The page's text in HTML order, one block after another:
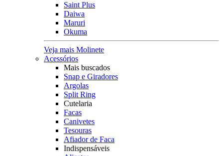
Saint Plus
Daiwa
Maruri
Okuma
Veja mais Molinete
Acessórios
Mais buscados
Snap e Giradores
Argolas
Split Ring
Cutelaria
Facas
Canivetes
Tesouras
Afiador de Faca
Indispensáveis